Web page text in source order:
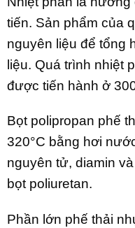
tiến. Sản phẩm của
nguyên liệu để tổng
liệu. Quá trình nhiệt
được tiến hành ở
Bọt polipropan phế
320°C bằng hơi
nguyên tử, diamin
bọt poliuretan.
Phần lớn phế thải